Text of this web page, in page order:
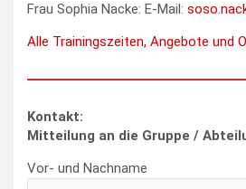
Frau Sophia Nacke: E-Mail:
Alle Trainingszeiten, Angebote und
Kontakt:
Mitteilung an die Gruppe /
Vor- und Nachname